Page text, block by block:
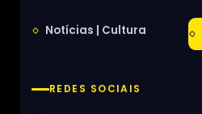
Notícias | Cultura
REDES SOCIAIS